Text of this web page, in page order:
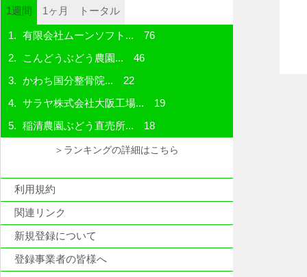
1週間 1ヶ月 トータル
有限会社ムーンソフト... 76
こんどうぶどう農園... 46
かわち国分整骨院... 22
サラヤ株式会社大阪工場... 19
稲清農園ぶどう直売所... 18
＞ランキングの詳細はこちら
利用規約
関連リンク
新規登録について
登録事業者の皆様へ